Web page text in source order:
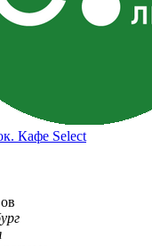
Кафе Select